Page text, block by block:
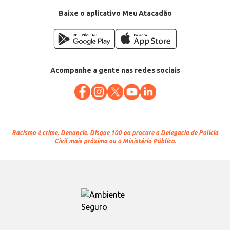
Baixe o aplicativo Meu Atacadão
Acompanhe a gente nas redes sociais
Racismo é crime. Denuncie. Disque 100 ou procure a Delegacia de Polícia
Civil mais próxima ou o Ministério Público.